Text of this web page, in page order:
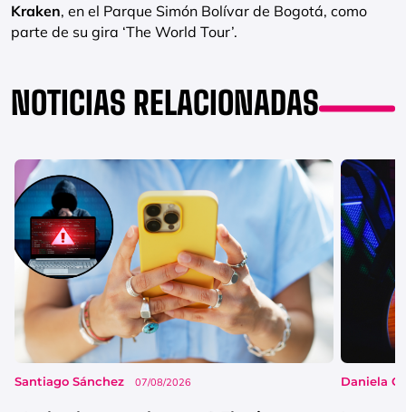
Kraken, en el Parque Simón Bolívar de Bogotá, como
parte de su gira ‘The World Tour’.
NOTICIAS RELACIONADAS
Santiago Sánchez 07/08/2026 Daniela